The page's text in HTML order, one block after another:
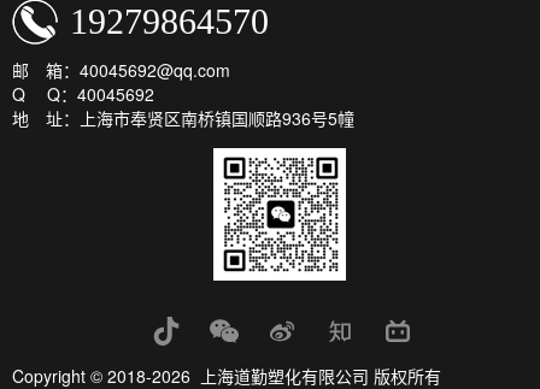
19279864570
邮 箱：40045692@qq.com
Q Q：40045692
地 址：上海市奉贤区南桥镇国顺路936号5幢
Copyright © 2018-2026 上海道勤塑化有限公司 版权所有